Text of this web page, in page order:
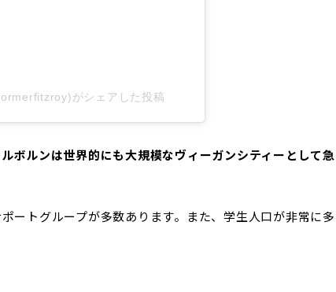
がシェアした投稿
ボルンは世界的にも大規模なヴィーガンシティーとして急
ートグループが多数あります。また、学生人口が非常に多